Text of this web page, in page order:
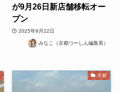
が9月26日新店舗移転オー
プン
2025年9月22日
みなこ（京都つーしん編集長）
京都